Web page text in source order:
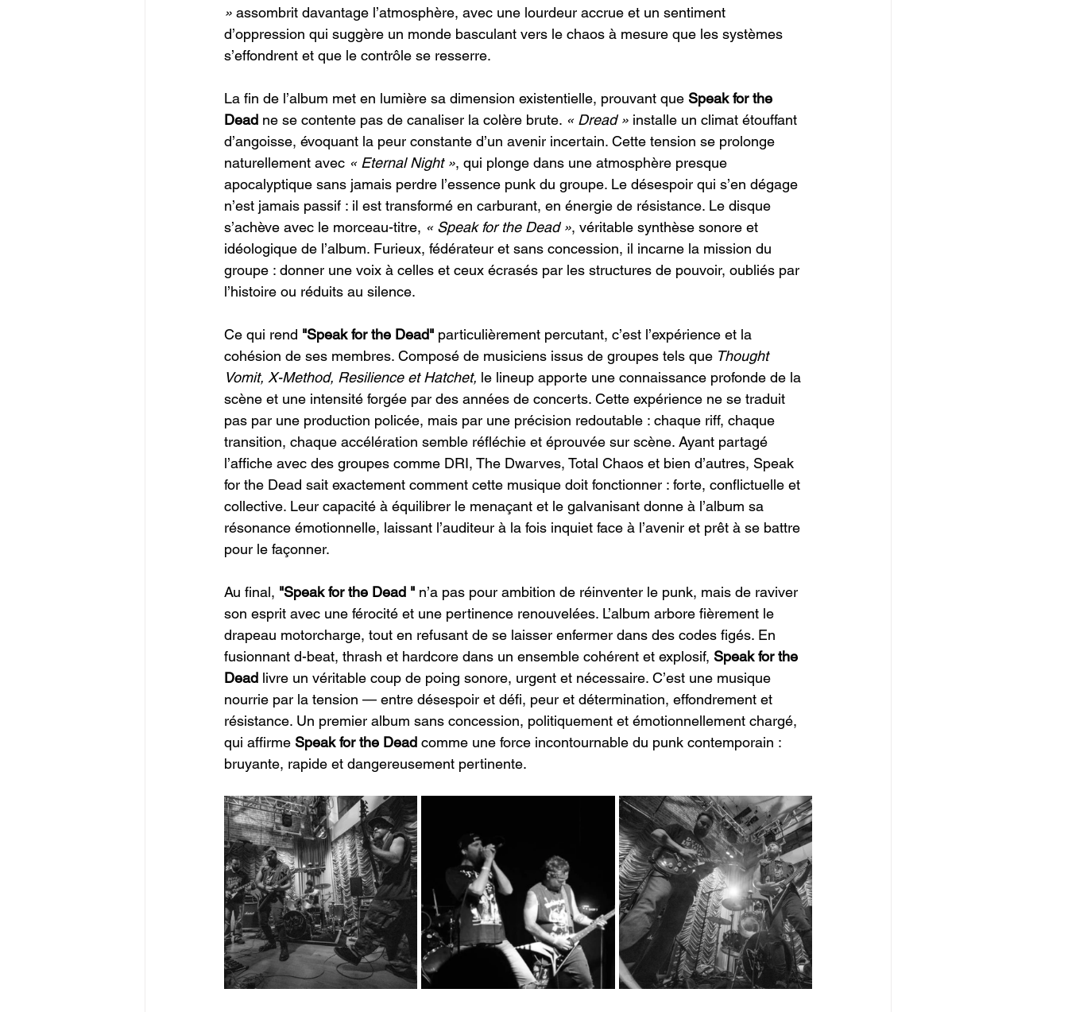
» assombrit davantage l’atmosphère, avec une lourdeur accrue et un sentiment
d’oppression qui suggère un monde basculant vers le chaos à mesure que les systèmes
s’effondrent et que le contrôle se resserre.
La fin de l’album met en lumière sa dimension existentielle, prouvant que Speak for the
Dead ne se contente pas de canaliser la colère brute. « Dread » installe un climat étouffant
d’angoisse, évoquant la peur constante d’un avenir incertain. Cette tension se prolonge
naturellement avec « Eternal Night », qui plonge dans une atmosphère presque
apocalyptique sans jamais perdre l’essence punk du groupe. Le désespoir qui s’en dégage
n’est jamais passif : il est transformé en carburant, en énergie de résistance. Le disque
s’achève avec le morceau-titre, « Speak for the Dead », véritable synthèse sonore et
idéologique de l’album. Furieux, fédérateur et sans concession, il incarne la mission du
groupe : donner une voix à celles et ceux écrasés par les structures de pouvoir, oubliés par
l’histoire ou réduits au silence.
Ce qui rend "Speak for the Dead" particulièrement percutant, c’est l’expérience et la
cohésion de ses membres. Composé de musiciens issus de groupes tels que Thought
Vomit, X-Method, Resilience et Hatchet, le lineup apporte une connaissance profonde de la
scène et une intensité forgée par des années de concerts. Cette expérience ne se traduit
pas par une production policée, mais par une précision redoutable : chaque riff, chaque
transition, chaque accélération semble réfléchie et éprouvée sur scène. Ayant partagé
l’affiche avec des groupes comme DRI, The Dwarves, Total Chaos et bien d’autres, Speak
for the Dead sait exactement comment cette musique doit fonctionner : forte, conflictuelle et
collective. Leur capacité à équilibrer le menaçant et le galvanisant donne à l’album sa
résonance émotionnelle, laissant l’auditeur à la fois inquiet face à l’avenir et prêt à se battre
pour le façonner.
Au final, "Speak for the Dead " n’a pas pour ambition de réinventer le punk, mais de raviver
son esprit avec une férocité et une pertinence renouvelées. L’album arbore fièrement le
drapeau motorcharge, tout en refusant de se laisser enfermer dans des codes figés. En
fusionnant d-beat, thrash et hardcore dans un ensemble cohérent et explosif, Speak for the
Dead livre un véritable coup de poing sonore, urgent et nécessaire. C’est une musique
nourrie par la tension — entre désespoir et défi, peur et détermination, effondrement et
résistance. Un premier album sans concession, politiquement et émotionnellement chargé,
qui affirme Speak for the Dead comme une force incontournable du punk contemporain :
bruyante, rapide et dangereusement pertinente.